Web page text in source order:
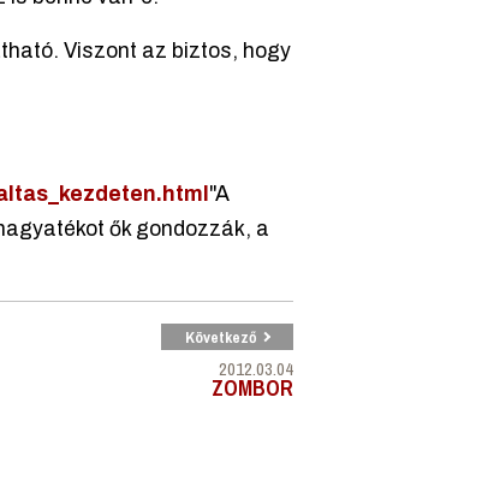
Viszont az biztos, hogy
"A
ők gondozzák, a
Következő
2012.03.04
ZOMBOR